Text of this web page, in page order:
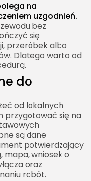
na
uzgodnień.
bez
się
przeróbek albo
Dlatego warto od
do
od lokalnych
przygotować się na
są dane
potwierdzający
mapa, wniosek o
oraz
robót.